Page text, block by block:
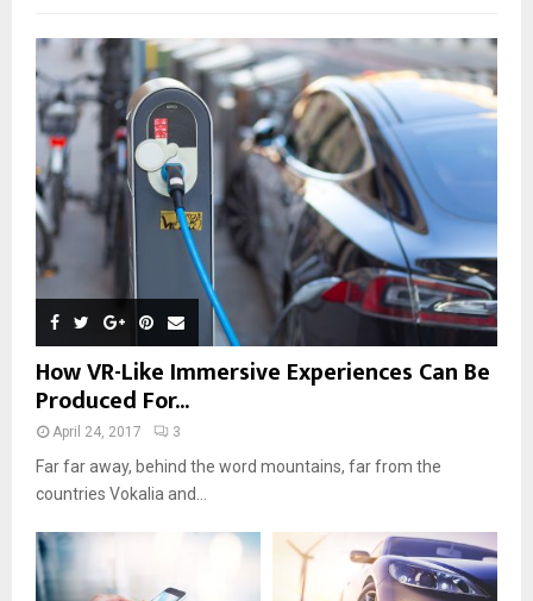
How VR-Like Immersive Experiences Can Be
Produced For...
April 24, 2017 3
Far far away, behind the word mountains, far from the
countries Vokalia and...